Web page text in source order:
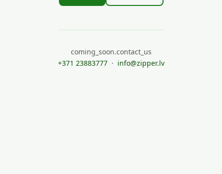
coming_soon.contact_us
+371 23883777· info@zipper.lv